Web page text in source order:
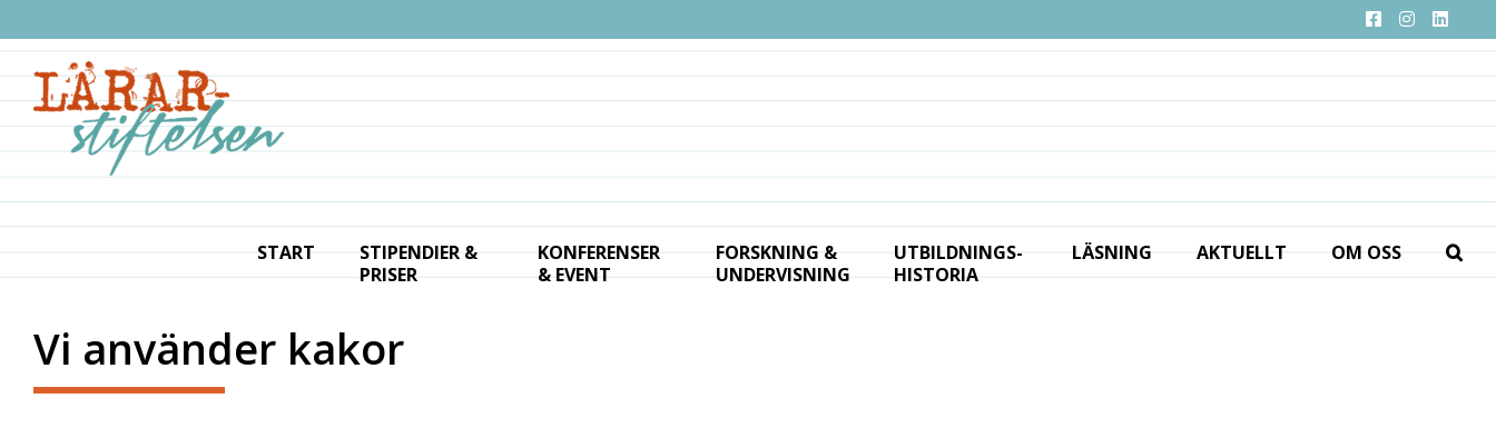
till
innehållet
START
STIPENDIER &
PRISER
KONFERENSER
& EVENT
FORSKNING &
UNDERVISNING
UTBILDNINGS­
HISTORIA
LÄSNING AKTUELLT OM OSS
Vi använder kakor